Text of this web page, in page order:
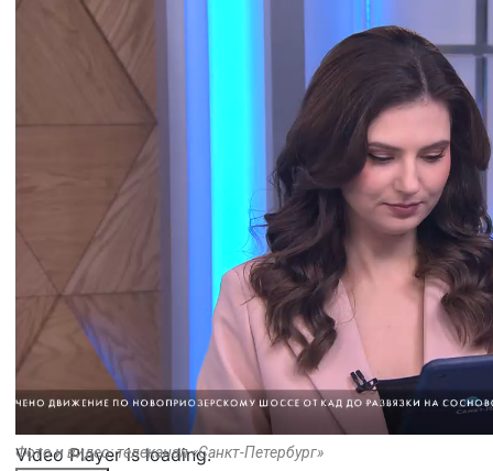
Video Player is loading.
Фото и видео: телеканал «Санкт-Петербург»